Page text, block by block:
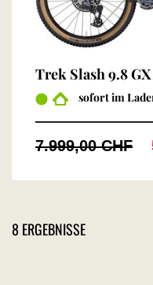
Trek Slash 9.8
sofort im
7.999,00 CHF
8 ERGEBNISSE